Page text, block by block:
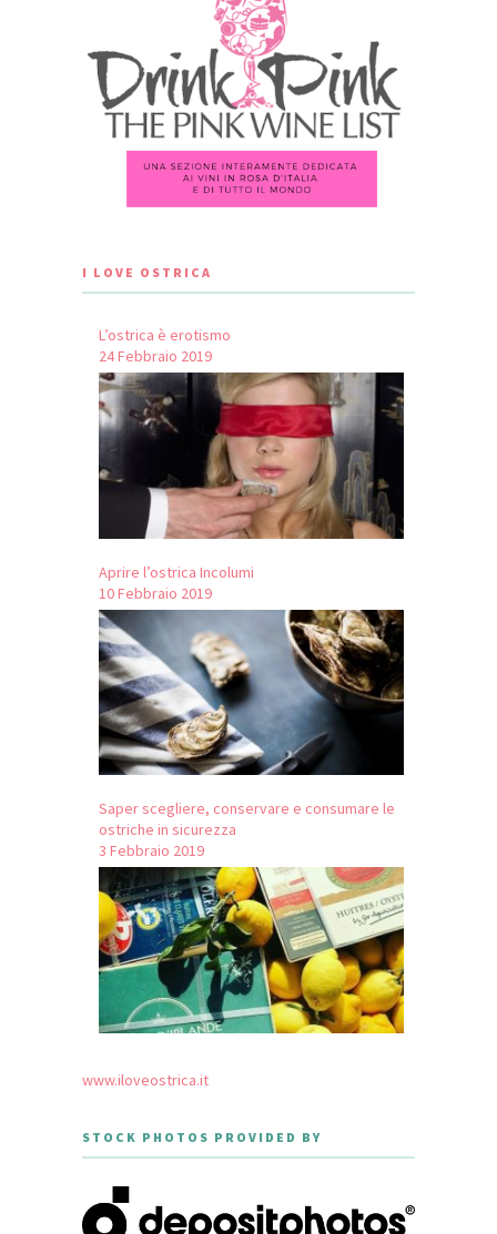
I LOVE OSTRICA
L’ostrica è erotismo
24 Febbraio 2019
Aprire l’ostrica Incolumi
10 Febbraio 2019
Saper scegliere, conservare e consumare le
ostriche in sicurezza
3 Febbraio 2019
www.iloveostrica.it
STOCK PHOTOS PROVIDED BY